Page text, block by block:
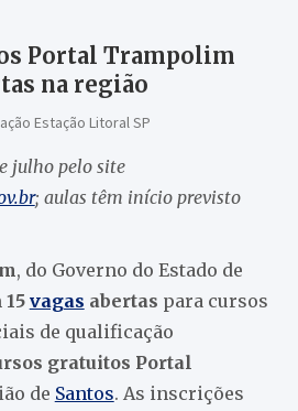
Portal Trampolim
na região
Estação Litoral SP
julho pelo site
; aulas têm início previsto
, do Governo do Estado de
15 vagas abertas para cursos
de qualificação
gratuitos Portal
de Santos. As inscrições